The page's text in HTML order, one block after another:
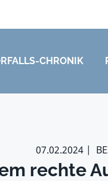
CHRONIK
07.02.2024
rechte